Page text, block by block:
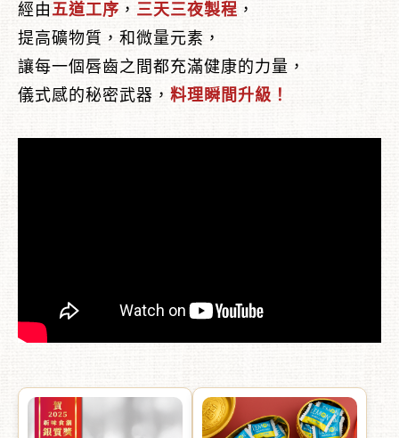
經由 五道工序 ， 三天三夜製程 ，
提高礦物質，和微量元素，
讓每一個唇齒之間都充滿健康的力量，
儀式感的秘密武器， 料理瞬間升級！